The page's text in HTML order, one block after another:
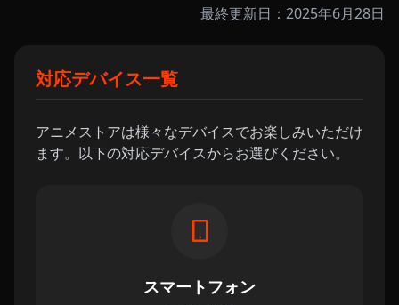
最終更新日：2025年6月28日
対応デバイス一覧
アニメストアは様々なデバイスでお楽しみいただけ
ます。以下の対応デバイスからお選びください。
スマートフォン